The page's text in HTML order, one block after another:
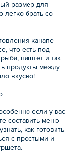
размер для
легко брать со
канапе
что есть под
паштет и так
продукты между
вкусно!
если у вас
составить меню
как готовить
с простыми и